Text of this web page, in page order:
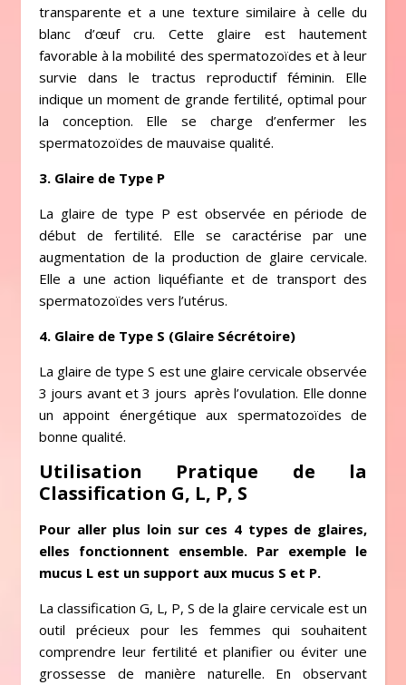
transparente et a une texture similaire à celle du
blanc d’œuf cru. Cette glaire est hautement
favorable à la mobilité des spermatozoïdes et à leur
survie dans le tractus reproductif féminin. Elle
indique un moment de grande fertilité, optimal pour
la conception. Elle se charge d’enfermer les
spermatozoïdes de mauvaise qualité.
3. Glaire de Type P
La glaire de type P est observée en période de
début de fertilité. Elle se caractérise par une
augmentation de la production de glaire cervicale.
Elle a une action liquéfiante et de transport des
spermatozoïdes vers l’utérus.
4. Glaire de Type S (Glaire Sécrétoire)
La glaire de type S est une glaire cervicale observée
3 jours avant et 3 jours après l’ovulation. Elle donne
un appoint énergétique aux spermatozoïdes de
bonne qualité.
Utilisation Pratique de la
Classification G, L, P, S
Pour aller plus loin sur ces 4 types de glaires,
elles fonctionnent ensemble. Par exemple le
mucus L est un support aux mucus S et P.
La classification G, L, P, S de la glaire cervicale est un
outil précieux pour les femmes qui souhaitent
comprendre leur fertilité et planifier ou éviter une
grossesse de manière naturelle. En observant